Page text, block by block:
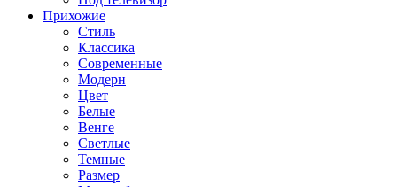
Прихожие
Стиль
Классика
Современные
Модерн
Цвет
Белые
Венге
Светлые
Темные
Размер